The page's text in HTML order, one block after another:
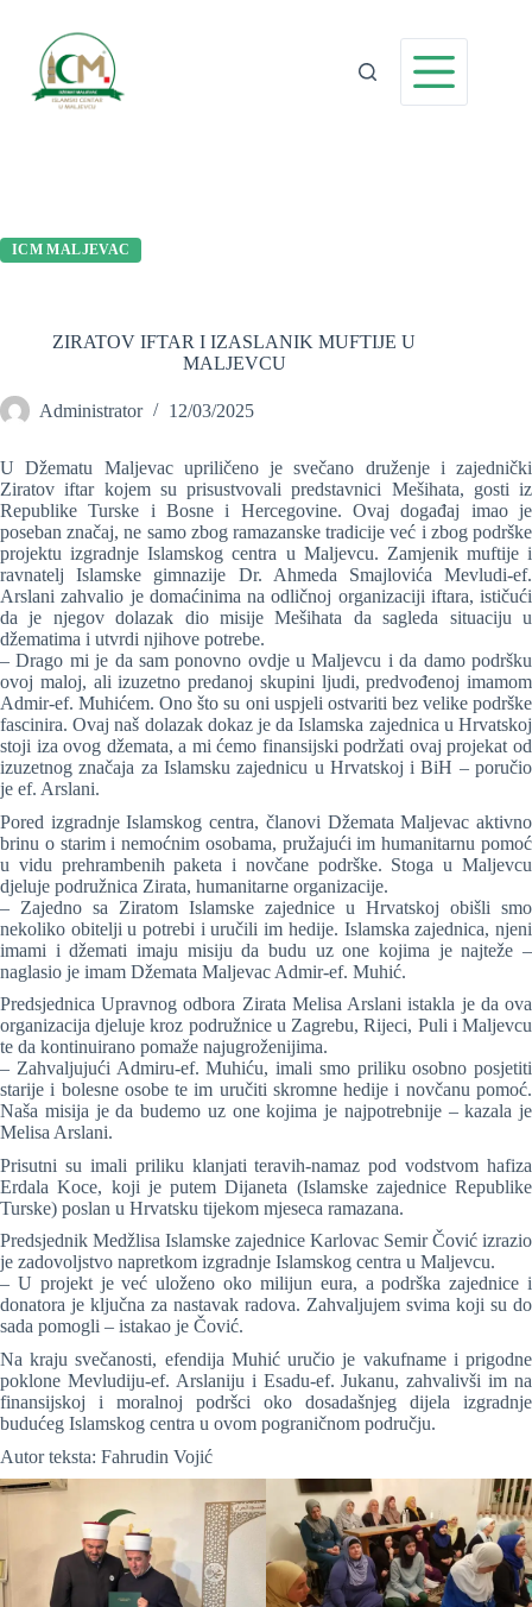
sadržaj
ICM MALJEVAC
ZIRATOV IFTAR I IZASLANIK MUFTIJE U
MALJEVCU
Administrator 12/03/2025
U Džematu Maljevac upriličeno je svečano druženje i zajednički
Ziratov iftar kojem su prisustvovali predstavnici Mešihata, gosti iz
Republike Turske i Bosne i Hercegovine. Ovaj događaj imao je
poseban značaj, ne samo zbog ramazanske tradicije već i zbog podrške
projektu izgradnje Islamskog centra u Maljevcu. Zamjenik muftije i
ravnatelj Islamske gimnazije Dr. Ahmeda Smajlovića Mevludi-ef.
Arslani zahvalio je domaćinima na odličnoj organizaciji iftara, ističući
da je njegov dolazak dio misije Mešihata da sagleda situaciju u
džematima i utvrdi njihove potrebe.
– Drago mi je da sam ponovno ovdje u Maljevcu i da damo podršku
ovoj maloj, ali izuzetno predanoj skupini ljudi, predvođenoj imamom
Admir-ef. Muhićem. Ono što su oni uspjeli ostvariti bez velike podrške
fascinira. Ovaj naš dolazak dokaz je da Islamska zajednica u Hrvatskoj
stoji iza ovog džemata, a mi ćemo finansijski podržati ovaj projekat od
izuzetnog značaja za Islamsku zajednicu u Hrvatskoj i BiH – poručio
je ef. Arslani.
Pored izgradnje Islamskog centra, članovi Džemata Maljevac aktivno
brinu o starim i nemoćnim osobama, pružajući im humanitarnu pomoć
u vidu prehrambenih paketa i novčane podrške. Stoga u Maljevcu
djeluje podružnica Zirata, humanitarne organizacije.
– Zajedno sa Ziratom Islamske zajednice u Hrvatskoj obišli smo
nekoliko obitelji u potrebi i uručili im hedije. Islamska zajednica, njeni
imami i džemati imaju misiju da budu uz one kojima je najteže –
naglasio je imam Džemata Maljevac Admir-ef. Muhić.
Predsjednica Upravnog odbora Zirata Melisa Arslani istakla je da ova
organizacija djeluje kroz podružnice u Zagrebu, Rijeci, Puli i Maljevcu
te da kontinuirano pomaže najugroženijima.
– Zahvaljujući Admiru-ef. Muhiću, imali smo priliku osobno posjetiti
starije i bolesne osobe te im uručiti skromne hedije i novčanu pomoć.
Naša misija je da budemo uz one kojima je najpotrebnije – kazala je
Melisa Arslani.
Prisutni su imali priliku klanjati teravih-namaz pod vodstvom hafiza
Erdala Koce, koji je putem Dijaneta (Islamske zajednice Republike
Turske) poslan u Hrvatsku tijekom mjeseca ramazana.
Predsjednik Medžlisa Islamske zajednice Karlovac Semir Čović izrazio
je zadovoljstvo napretkom izgradnje Islamskog centra u Maljevcu.
– U projekt je već uloženo oko milijun eura, a podrška zajednice i
donatora je ključna za nastavak radova. Zahvaljujem svima koji su do
sada pomogli – istakao je Čović.
Na kraju svečanosti, efendija Muhić uručio je vakufname i prigodne
poklone Mevludiju-ef. Arslaniju i Esadu-ef. Jukanu, zahvalivši im na
finansijskoj i moralnoj podršci oko dosadašnjeg dijela izgradnje
budućeg Islamskog centra u ovom pograničnom području.
Autor teksta: Fahrudin Vojić